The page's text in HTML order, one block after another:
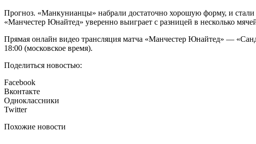
Прогноз. «Манкунианцы» набрали достаточно хорошую форму, и стали
«Манчестер Юнайтед» уверенно выиграет с разницей в несколько
Прямая онлайн видео трансляция матча «Манчестер Юнайтед» —
18:00 (московское время).
Поделиться новостью:
Facebook
Вконтакте
Одноклассники
Twitter
Похожие новости